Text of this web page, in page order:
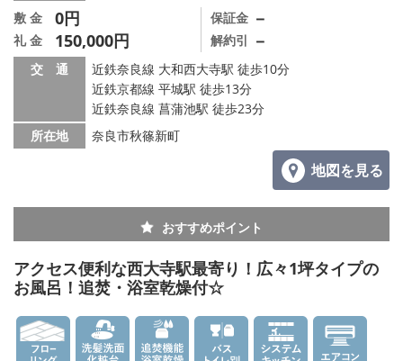
店舗情報·アクセス
会社概要
メールでお問い合わせ
敷 金 0円
礼 金 150,000円
保証金 －
解約引 －
交 通
近鉄奈良線 大和西大寺駅 徒歩10分
近鉄京都線 平城駅 徒歩13分
近鉄奈良線 菖蒲池駅 徒歩23分
所在地
奈良市秋篠新町
地図を見る
おすすめポイント
アクセス便利な西大寺駅最寄り！広々1坪タイプの
お風呂！追焚・浴室乾燥付☆